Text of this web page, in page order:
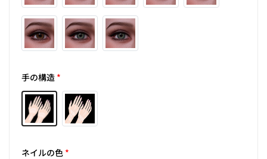
手の構造*
ネイルの色*